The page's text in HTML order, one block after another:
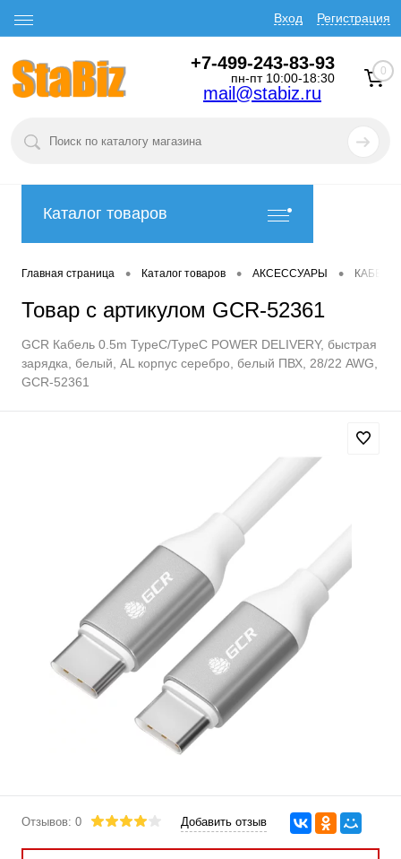
Вход Регистрация
+7-499-243-83-93
пн-пт 10:00-18:30
mail@stabiz.ru
0
Каталог товаров
Главная страница • Каталог товаров • АКСЕССУАРЫ •
Товар с артикулом GCR-52361
GCR Кабель 0.5m TypeC/TypeC POWER DELIVERY, быстрая
зарядка, белый, AL корпус серебро, белый ПВХ, 28/22 AWG,
GCR-52361
Отзывов: 0 Добавить отзыв